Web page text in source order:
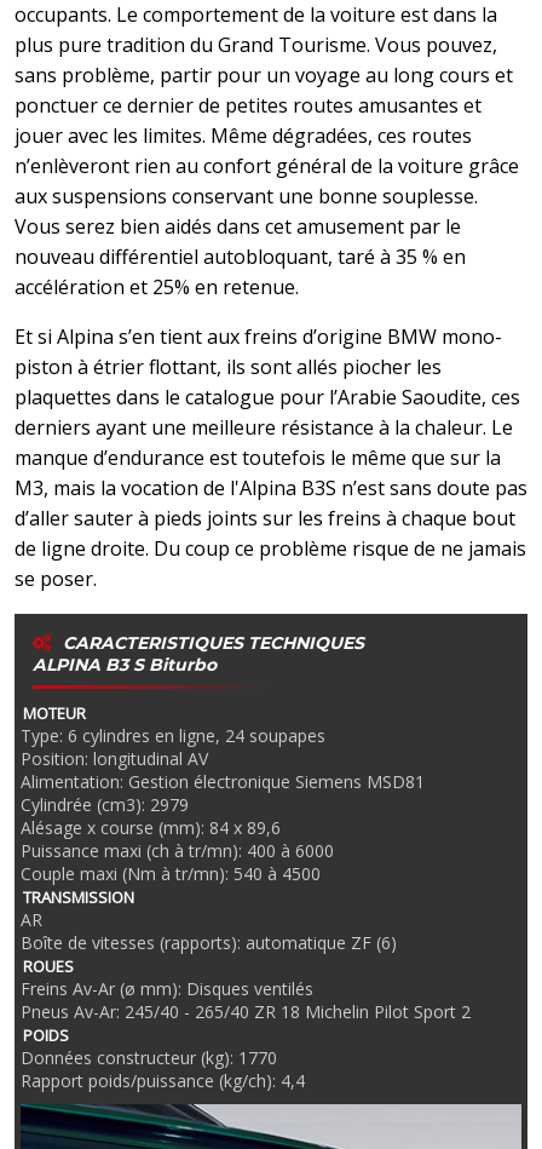
occupants. Le comportement de la voiture est dans la
plus pure tradition du Grand Tourisme. Vous pouvez,
sans problème, partir pour un voyage au long cours et
ponctuer ce dernier de petites routes amusantes et
jouer avec les limites. Même dégradées, ces routes
n’enlèveront rien au confort général de la voiture grâce
aux suspensions conservant une bonne souplesse.
Vous serez bien aidés dans cet amusement par le
nouveau différentiel autobloquant, taré à 35 % en
accélération et 25% en retenue.
Et si Alpina s’en tient aux freins d’origine BMW mono-
piston à étrier flottant, ils sont allés piocher les
plaquettes dans le catalogue pour l’Arabie Saoudite, ces
derniers ayant une meilleure résistance à la chaleur. Le
manque d’endurance est toutefois le même que sur la
M3, mais la vocation de l'Alpina B3S n’est sans doute pas
d’aller sauter à pieds joints sur les freins à chaque bout
de ligne droite. Du coup ce problème risque de ne jamais
se poser.
CARACTERISTIQUES TECHNIQUES
ALPINA B3 S Biturbo
MOTEUR
Type: 6 cylindres en ligne, 24 soupapes
Position: longitudinal AV
Alimentation: Gestion électronique Siemens MSD81
Cylindrée (cm3): 2979
Alésage x course (mm): 84 x 89,6
Puissance maxi (ch à tr/mn): 400 à 6000
Couple maxi (Nm à tr/mn): 540 à 4500
TRANSMISSION
AR
Boîte de vitesses (rapports): automatique ZF (6)
ROUES
Freins Av-Ar (ø mm): Disques ventilés
Pneus Av-Ar: 245/40 - 265/40 ZR 18 Michelin Pilot Sport 2
POIDS
Données constructeur (kg): 1770
Rapport poids/puissance (kg/ch): 4,4